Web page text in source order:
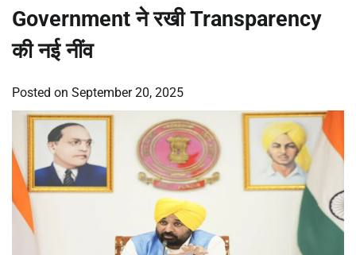
Government ने रखी Transparency
की नई नींव
Posted on September 20, 2025